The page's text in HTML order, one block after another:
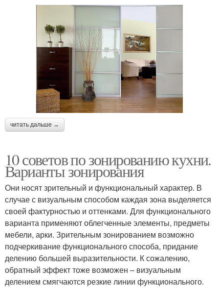
читать дальше →
10 советов по зонированию кухни.
Варианты зонирования
Они носят зрительный и функциональный характер. В
случае с визуальным способом каждая зона выделяется
своей фактурностью и оттенками. Для функционального
варианта применяют облегченные элементы, предметы
мебели, арки. Зрительным зонированием возможно
подчеркивание функционального способа, придание
делению большей выразительности. К сожалению,
обратный эффект тоже возможен – визуальным
делением смягчаются резкие линии функционального.